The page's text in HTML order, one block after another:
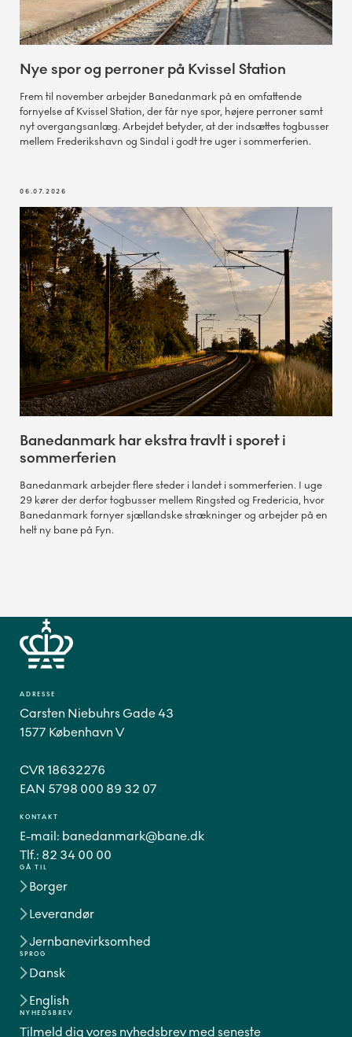
Nye spor og perroner på Kvissel Station
Frem til november arbejder Banedanmark på en omfattende
fornyelse af Kvissel Station, der får nye spor, højere perroner samt
nyt overgangsanlæg. Arbejdet betyder, at der indsættes togbusser
mellem Frederikshavn og Sindal i godt tre uger i sommerferien.
06.07.2026
Banedanmark har ekstra travlt i sporet i
sommerferien
Banedanmark arbejder flere steder i landet i sommerferien. I uge
29 kører der derfor togbusser mellem Ringsted og Fredericia, hvor
Banedanmark fornyer sjællandske strækninger og arbejder på en
helt ny bane på Fyn.
GÅ TIL
Borger
Leverandør
Jernbanevirksomhed
SPROG
Dansk
English
ADRESSE
Carsten Niebuhrs Gade 43
1577 København V
CVR 18632276
EAN 5798 000 89 32 07
KONTAKT
E-mail: banedanmark@bane.dk
Tlf.: 82 34 00 00
NYHEDSBREV
Tilmeld dig vores nyhedsbrev med seneste